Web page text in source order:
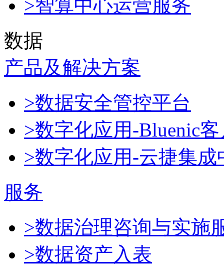
>智算中心运营服务
数据
产品及解决方案
>数据安全管控平台
>数字化应用-Bluenic
>数字化应用-云捷集成
服务
>数据治理咨询与实施
>数据资产入表